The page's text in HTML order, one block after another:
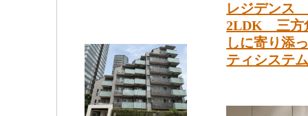
レジデンス
2LDK 三方
しに寄り添
ティシステ